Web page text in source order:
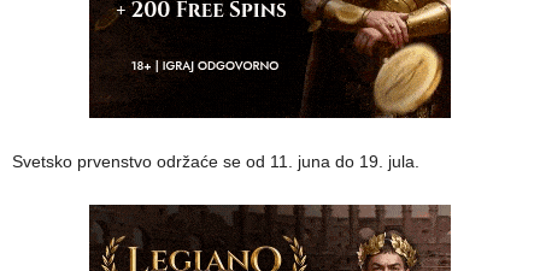
Svetsko prvenstvo održaće se od 11. juna do 19. jula.